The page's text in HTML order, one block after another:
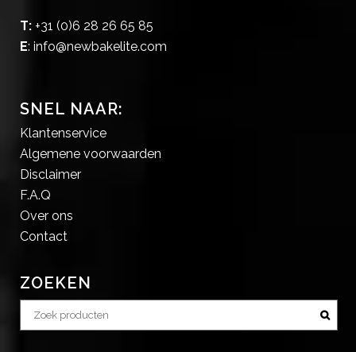
T: +31 (0)6 28 26 65 85
E: info@newbakelite.com
SNEL NAAR:
Klantenservice
Algemene voorwaarden
Disclaimer
F.A.Q
Over ons
Contact
ZOEKEN